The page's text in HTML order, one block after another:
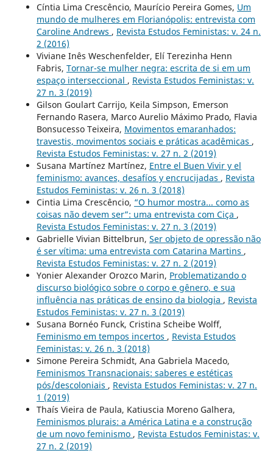
Cíntia Lima Crescêncio, Maurício Pereira Gomes, Um
mundo de mulheres em Florianópolis: entrevista com
Caroline Andrews , Revista Estudos Feministas: v. 24 n.
2 (2016)
Viviane Inês Weschenfelder, Elí Terezinha Henn
Fabris, Tornar-se mulher negra: escrita de si em um
espaço interseccional , Revista Estudos Feministas: v.
27 n. 3 (2019)
Gilson Goulart Carrijo, Keila Simpson, Emerson
Fernando Rasera, Marco Aurelio Máximo Prado, Flavia
Bonsucesso Teixeira, Movimentos emaranhados:
travestis, movimentos sociais e práticas acadêmicas ,
Revista Estudos Feministas: v. 27 n. 2 (2019)
Susana Martínez Martínez, Entre el Buen Vivir y el
feminismo: avances, desafíos y encrucijadas , Revista
Estudos Feministas: v. 26 n. 3 (2018)
Cintia Lima Crescêncio, “O humor mostra... como as
coisas não devem ser”: uma entrevista com Ciça ,
Revista Estudos Feministas: v. 27 n. 3 (2019)
Gabrielle Vivian Bittelbrun, Ser objeto de opressão não
é ser vítima: uma entrevista com Catarina Martins ,
Revista Estudos Feministas: v. 27 n. 2 (2019)
Yonier Alexander Orozco Marin, Problematizando o
discurso biológico sobre o corpo e gênero, e sua
influência nas práticas de ensino da biologia , Revista
Estudos Feministas: v. 27 n. 3 (2019)
Susana Bornéo Funck, Cristina Scheibe Wolff,
Feminismo em tempos incertos , Revista Estudos
Feministas: v. 26 n. 3 (2018)
Simone Pereira Schmidt, Ana Gabriela Macedo,
Feminismos Transnacionais: saberes e estéticas
pós/descoloniais , Revista Estudos Feministas: v. 27 n.
1 (2019)
Thaís Vieira de Paula, Katiuscia Moreno Galhera,
Feminismos plurais: a América Latina e a construção
de um novo feminismo , Revista Estudos Feministas: v.
27 n. 2 (2019)